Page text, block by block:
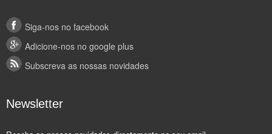
Siga-nos no facebook
Adicione-nos no google plus
Subscreva as nossas novidades
Newsletter